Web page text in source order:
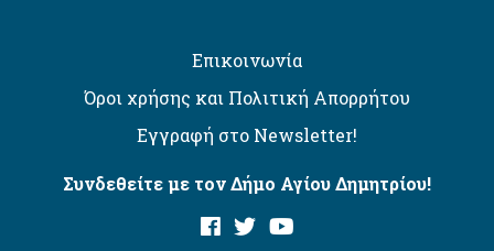
Επικοινωνία
Όροι χρήσης και Πολιτική Απορρήτου
Εγγραφή στο Newsletter!
Συνδεθείτε με τον Δήμο Αγίου Δημητρίου!